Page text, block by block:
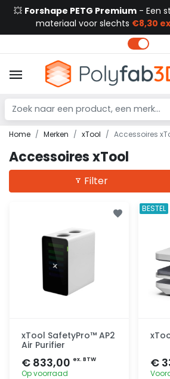
💥 Forshape PETG Premium - Een
materiaal voor slechts €8,30
Home Merken xTool Accessoires
Accessoires xTool
Filter
xTool SafetyPro™ AP2
Air Purifier
€ 833,00 ex. BTW
Op voorraad
€
BESTEL